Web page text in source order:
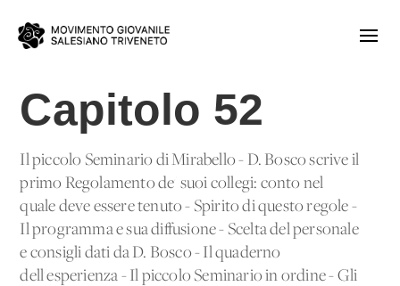
Capitolo 52
Il piccolo Seminario di Mirabello - D. Bosco scrive il
primo Regolamento de' suoi collegi: conto nel
quale deve essere tenuto - Spirito di questo regole -
Il programma e sua diffusione - Scelta del personale
e consigli dati da D. Bosco - Il quaderno
dell'esperienza - Il piccolo Seminario in ordine - Gli